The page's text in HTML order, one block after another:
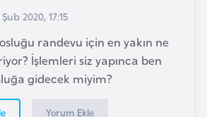
2020, 17:15
randevu için en yakın ne
İşlemleri siz yapınca ben
gidecek miyim?
Yorum Ekle